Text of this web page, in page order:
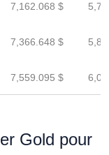
7,162.068 $
7,366.648 $
7,559.095 $
Gold pour